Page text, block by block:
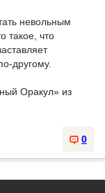
невольным
такое, что
другому.
Оракул» из
0